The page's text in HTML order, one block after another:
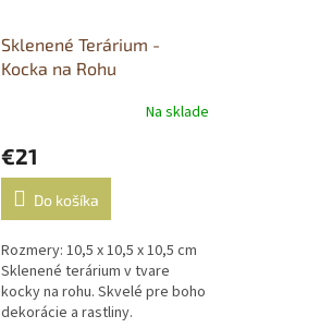
Sklenené Terárium -
Kocka na Rohu
Na sklade
€21
Do košíka
Rozmery: 10,5 x 10,5 x 10,5 cm
Sklenené terárium v tvare
kocky na rohu. Skvelé pre boho
dekorácie a rastliny.